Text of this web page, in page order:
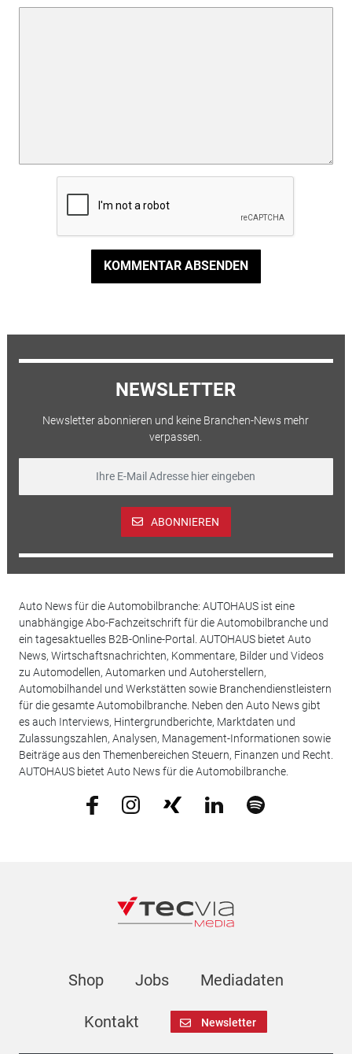
KOMMENTAR ABSENDEN
NEWSLETTER
Newsletter abonnieren und keine Branchen-News mehr
verpassen.
ABONNIEREN
Auto News für die Automobilbranche: AUTOHAUS ist eine
unabhängige Abo-Fachzeitschrift für die Automobilbranche und
ein tagesaktuelles B2B-Online-Portal. AUTOHAUS bietet Auto
News, Wirtschaftsnachrichten, Kommentare, Bilder und Videos
zu Automodellen, Automarken und Autoherstellern,
Automobilhandel und Werkstätten sowie Branchendienstleistern
für die gesamte Automobilbranche. Neben den Auto News gibt
es auch Interviews, Hintergrundberichte, Marktdaten und
Zulassungszahlen, Analysen, Management-Informationen sowie
Beiträge aus den Themenbereichen Steuern, Finanzen und Recht.
AUTOHAUS bietet Auto News für die Automobilbranche.
Shop Jobs Mediadaten
Kontakt Newsletter